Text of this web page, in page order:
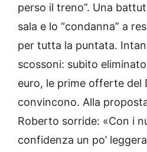
perso il treno”. Una
sala e lo “condanna” a
per tutta la puntata.
scossoni: subito
euro, le prime offerte del
convincono. Alla
Roberto sorride: «Con i
confidenza un po’